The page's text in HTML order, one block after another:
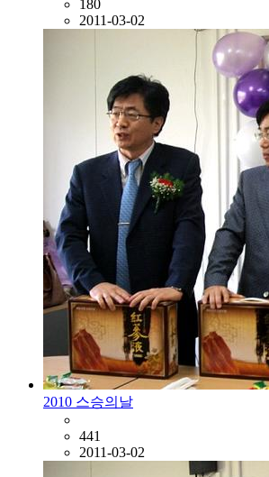
180
2011-03-02
2010 스승의날
441
2011-03-02